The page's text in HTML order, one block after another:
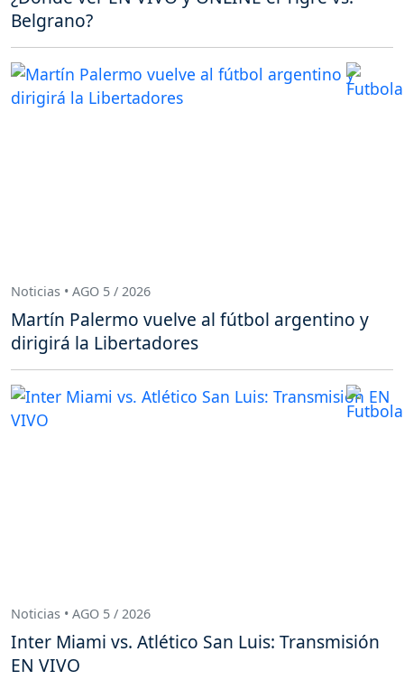
Belgrano?
Noticias • AGO 5 / 2026
Martín Palermo vuelve al fútbol argentino y
dirigirá la Libertadores
Noticias • AGO 5 / 2026
Inter Miami vs. Atlético San Luis: Transmisión
EN VIVO